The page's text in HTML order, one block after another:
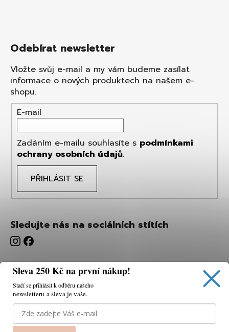
Používáme cookies, abychom vám umožnili pohodlné
prohlížení webu a díky analýze webu neustále zlepšovat
jeho funkce, výkon a použitelnost.
Odebírat newsletter
Vložte svůj e-mail a my vám budeme zasílat
informace o nových produktech na našem e-
shopu.
E-mail
Zadáním e-mailu souhlasíte s podmínkami
ochrany osobních údajů.
PŘIHLÁSIT SE
Sledujte nás na sociálních stítích
Sleva 250 Kč na první nákup!
Stačí se přihlásit k odběru našeho
newsletteru a sleva je vaše.